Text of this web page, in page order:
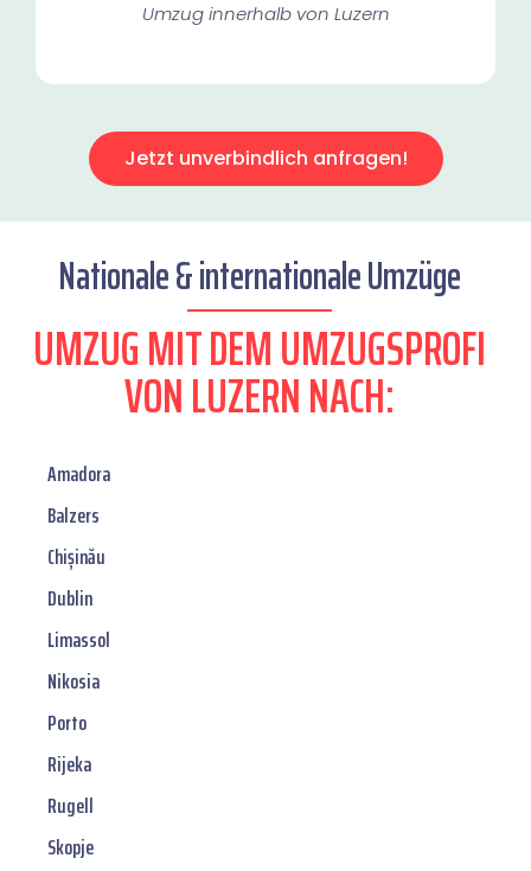
Umzug innerhalb von Luzern​
Jetzt unverbindlich anfragen!
Nationale & internationale Umzüge
UMZUG MIT DEM UMZUGSPROFI
VON LUZERN NACH:
Amadora
Balzers
Chișinău
Dublin
Limassol
Nikosia
Porto
Rijeka
Rugell
Skopje